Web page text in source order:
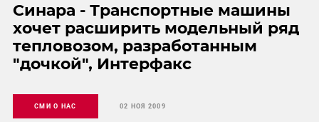
Синара - Транспортные машины
хочет расширить модельный ряд
тепловозом, разработанным
"дочкой", Интерфакс
СМИ О НАС 02 НОЯ 2009